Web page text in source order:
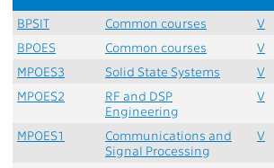
BPSIT
Common courses V
BPOES
Common courses V
MPOES3
Solid State Systems V
MPOES2
RF and DSP
Engineering
V
MPOES1
Communications and
Signal Processing
V